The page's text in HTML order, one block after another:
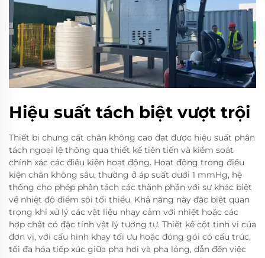
Hiệu suất tách biệt vượt trội
Thiết bị chưng cất chân không cao đạt được hiệu suất phân
tách ngoại lệ thông qua thiết kế tiên tiến và kiểm soát
chính xác các điều kiện hoạt động. Hoạt động trong điều
kiện chân không sâu, thường ở áp suất dưới 1 mmHg, hệ
thống cho phép phân tách các thành phần với sự khác biệt
về nhiệt độ điểm sôi tối thiểu. Khả năng này đặc biệt quan
trọng khi xử lý các vật liệu nhạy cảm với nhiệt hoặc các
hợp chất có đặc tính vật lý tương tự. Thiết kế cột tinh vi của
đơn vị, với cấu hình khay tối ưu hoặc đóng gói có cấu trúc,
tối đa hóa tiếp xúc giữa pha hơi và pha lỏng, dẫn đến việc